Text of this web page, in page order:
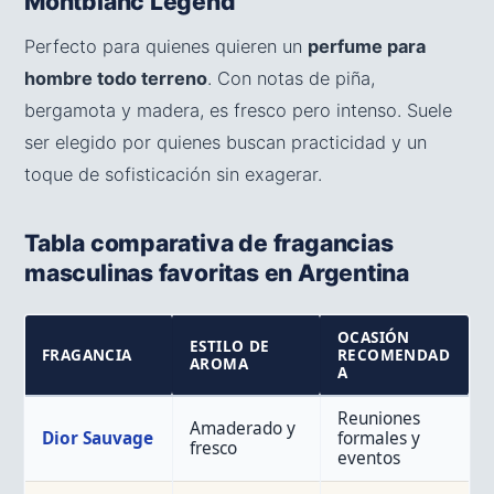
Perfecto para quienes quieren un perfume para
hombre todo terreno. Con notas de piña,
bergamota y madera, es fresco pero intenso. Suele
ser elegido por quienes buscan practicidad y un
toque de sofisticación sin exagerar.
Tabla comparativa de fragancias
masculinas favoritas en Argentina
FRAGANCIA
ESTILO DE
AROMA
OCASIÓN
RECOMENDAD
A
Dior Sauvage
Amaderado y
fresco
Reuniones
formales y
eventos